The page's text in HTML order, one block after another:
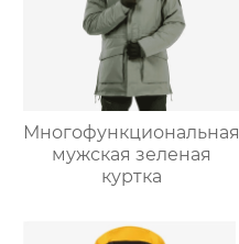
Многофункциональная
мужская зеленая
куртка